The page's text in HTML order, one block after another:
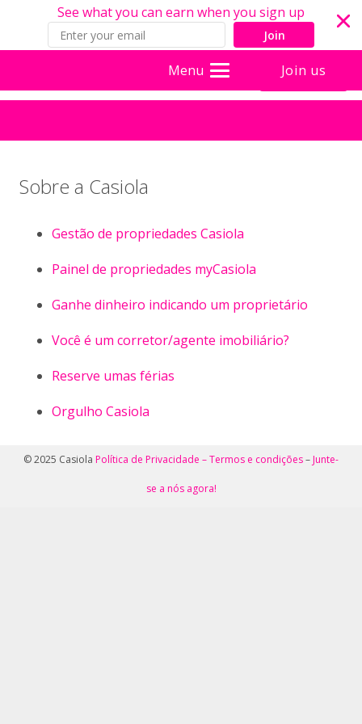
See what you can earn when you sign up
Join
Menu Join us
Sobre a Casiola
Gestão de propriedades Casiola
Painel de propriedades myCasiola
Ganhe dinheiro indicando um proprietário
Você é um corretor/agente imobiliário?
Reserve umas férias
Orgulho Casiola
© 2025 Casiola Política de Privacidade –Termos e condições– Junte-
se a nós agora!